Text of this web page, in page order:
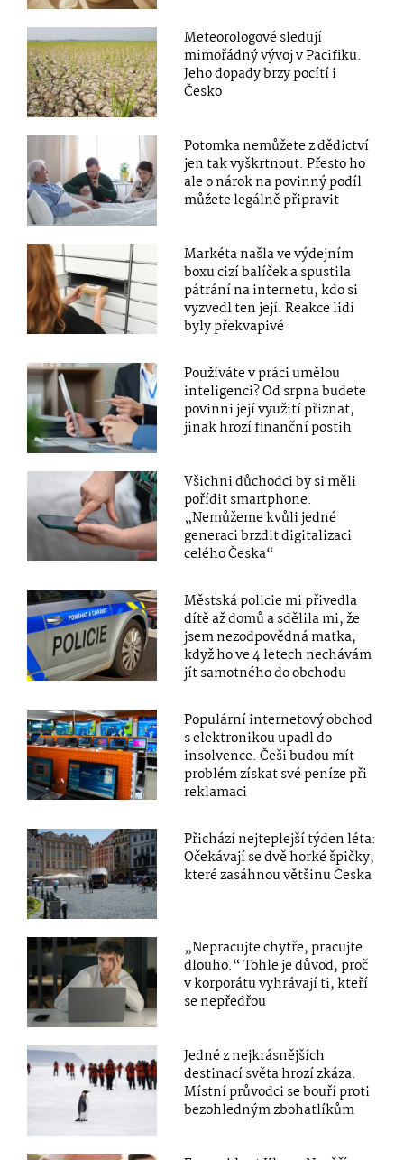
Meteorologové sledují
mimořádný vývoj v Pacifiku.
Jeho dopady brzy pocítí i
Česko
Potomka nemůžete z dědictví
jen tak vyškrtnout. Přesto ho
ale o nárok na povinný podíl
můžete legálně připravit
Markéta našla ve výdejním
boxu cizí balíček a spustila
pátrání na internetu, kdo si
vyzvedl ten její. Reakce lidí
byly překvapivé
Používáte v práci umělou
inteligenci? Od srpna budete
povinni její využití přiznat,
jinak hrozí finanční postih
Všichni důchodci by si měli
pořídit smartphone.
„Nemůžeme kvůli jedné
generaci brzdit digitalizaci
celého Česka“
Městská policie mi přivedla
dítě až domů a sdělila mi, že
jsem nezodpovědná matka,
když ho ve 4 letech nechávám
jít samotného do obchodu
Populární internetový obchod
s elektronikou upadl do
insolvence. Češi budou mít
problém získat své peníze při
reklamaci
Přichází nejteplejší týden léta:
Očekávají se dvě horké špičky,
které zasáhnou většinu Česka
„Nepracujte chytře, pracujte
dlouho.“ Tohle je důvod, proč
v korporátu vyhrávají ti, kteří
se nepředřou
Jedné z nejkrásnějších
destinací světa hrozí zkáza.
Místní průvodci se bouří proti
bezohledným zbohatlíkům